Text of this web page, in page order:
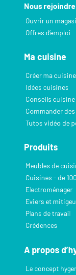
Nous rejoindre
Ouvrir un
Offres d’emploi
Ma cuisine
Créer ma
Idées cuisines
Conseils cuisine
Commander
Tutos vidéo de
Produits
Meubles de
Cuisines - de
Electroménager
Eviers et
Plans de travail
Crédences
A propos
Le concept